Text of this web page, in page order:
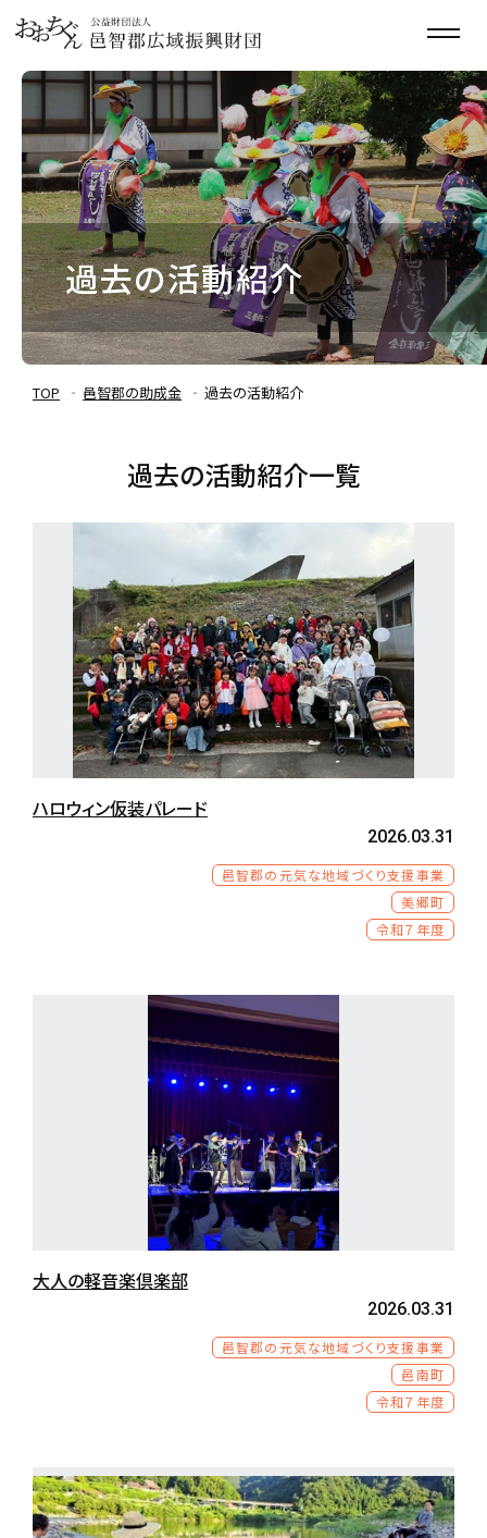
過去の活動紹介
TOP 邑智郡の助成金 過去の活動紹介
過去の活動紹介一覧
ハロウィン仮装パレード
2026.03.31
邑智郡の元気な地域づくり支援事業
美郷町
令和７年度
大人の軽音楽倶楽部
2026.03.31
邑智郡の元気な地域づくり支援事業
邑南町
令和７年度